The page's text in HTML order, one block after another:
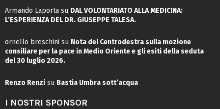
Armando Laporta su DAL VOLONTARIATO ALLA MEDICINA:
L’ESPERIENZA DEL DR. GIUSEPPE TALESA.
ornello breschini su Nota del Centrodestra sulla mozione
consiliare per la pace in Medio Oriente e gli esiti della seduta
del 30 luglio 2026.
Renzo Renzi su Bastia Umbra sott’acqua
I NOSTRI SPONSOR